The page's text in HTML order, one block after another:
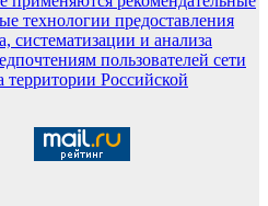
технологии предоставления
систематизации и анализа
пользователей сети
территории Российской